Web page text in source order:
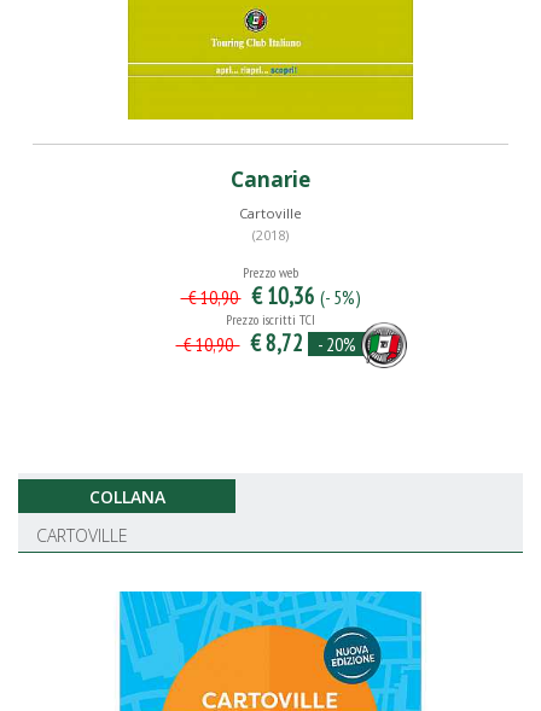
Canarie
Cartoville
(2018)
Prezzo web
€ 10,90 € 10,36 (- 5%)
Prezzo iscritti TCI
€ 10,90 € 8,72 - 20%
COLLANA
CARTOVILLE